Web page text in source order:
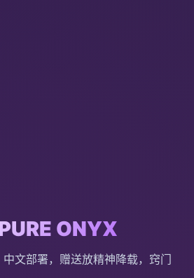
ONYX
文部署，赠送放精神降载，窍门